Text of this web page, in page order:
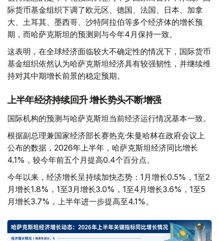
际货币基金组织下调了欧元区、德国、法国、日本、加拿
大、土耳其、墨西哥、沙特阿拉伯等多个经济体的增长预
期，而哈萨克斯坦的预测则与今年4月保持一致。
这表明，在全球经济面临较大不确定性的情况下，国际货币
基金组织依然认为哈萨克斯坦经济具有较强韧性，并继续维
持对其中期增长前景的稳定预期。
上半年经济持续回升 增长势头不断增强
国际机构的预测与哈萨克斯坦当前经济运行情况基本一致。
根据副总理兼国家经济部长赛热克·朱曼哈林在政府会议上
公布的数据，2026年上半年，哈萨克斯坦经济同比增长
4.1%，较今年前五个月提高0.4个百分点。
今年以来，经济增长呈持续加快态势：1月增长0.5%，1至2
月增长1.8%，1至3月增长3.0%，1至4月增长3.6%，1至5
月增长3.7%，上半年进一步提高至4.1%。